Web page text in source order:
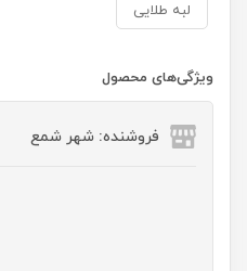
لبه طلایی
ویژگی‌های محصول
فروشنده: شهر شمع